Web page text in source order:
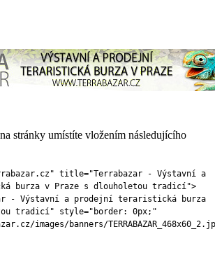
na stránky umístíte vložením následujícího
title="Terrabazar - Výstavní a
burza v Praze s dlouholetou tradicí">
- Výstavní a prodejní teraristická burza
tradicí" style="border: 0px;"
images/banners/